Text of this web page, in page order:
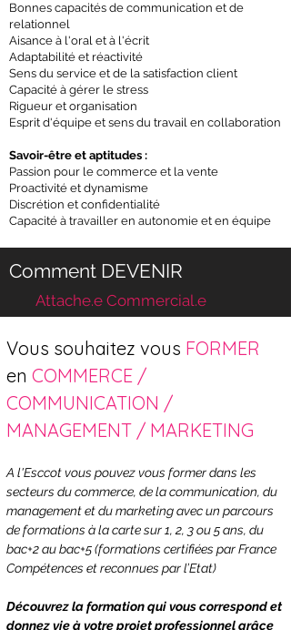
Bonnes capacités de communication et de
relationnel
Aisance à l'oral et à l'écrit
Adaptabilité et réactivité
Sens du service et de la satisfaction client
Capacité à gérer le stress
Rigueur et organisation
Esprit d'équipe et sens du travail en collaboration
Savoir-être et aptitudes :
Passion pour le commerce et la vente
Proactivité et dynamisme
Discrétion et confidentialité
Capacité à travailler en autonomie et en équipe
Comment DEVENIR
Attache.e Commercial.e
Vous souhaitez vous FORMER
en COMMERCE /
COMMUNICATION /
MANAGEMENT / MARKETING
A l'Esccot vous pouvez vous former dans les
secteurs du commerce, de la communication, du
management et du marketing avec un parcours
de formations à la carte sur 1, 2, 3 ou 5 ans, du
bac+2 au bac+5 (formations certifiées par France
Compétences et reconnues par l’Etat)
Découvrez la formation qui vous correspond et
donnez vie à votre projet professionnel grâce